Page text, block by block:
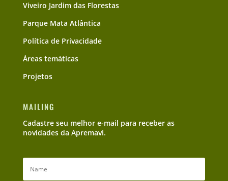
Viveiro Jardim das Florestas
Parque Mata Atlântica
Política de Privacidade
Áreas temáticas
Projetos
MAILING
Cadastre seu melhor e-mail para receber as
novidades da Apremavi.